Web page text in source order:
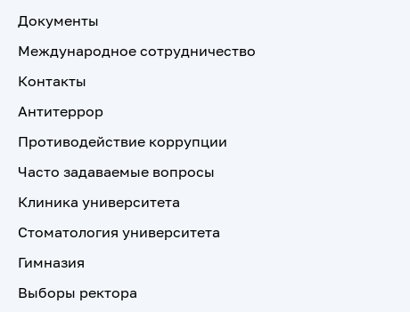
Документы
Международное сотрудничество
Контакты
Антитеррор
Противодействие коррупции
Часто задаваемые вопросы
Клиника университета
Стоматология университета
Гимназия
Выборы ректора